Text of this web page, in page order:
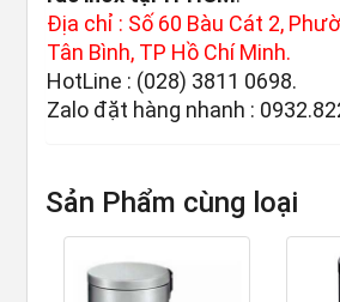
Địa chỉ : Số 60 Bàu Cát 2,
Tân Bình, TP Hồ Chí Minh.
HotLine : (028) 3811 0698.
Zalo đặt hàng nhanh :
Sản Phẩm cùng loại